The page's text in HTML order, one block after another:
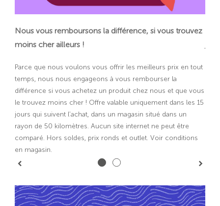
Nous vous remboursons la différence, si vous trouvez
moins cher ailleurs !
Parce que nous voulons vous offrir les meilleurs prix en tout
temps, nous nous engageons à vous rembourser la
différence si vous achetez un produit chez nous et que vous
le trouvez moins cher ! Offre valable uniquement dans les 15
jours qui suivent l'achat, dans un magasin situé dans un
rayon de 50 kilomètres. Aucun site internet ne peut être
comparé. Hors soldes, prix ronds et outlet. Voir conditions
en magasin.